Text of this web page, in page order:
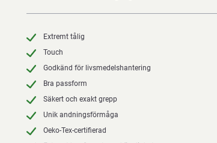
Extremt tålig
Touch
Godkänd för livsmedelshantering
Bra passform
Säkert och exakt grepp
Unik andningsförmåga
Oeko-Tex-certifierad